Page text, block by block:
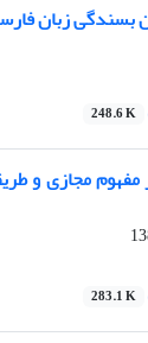
بسندگی زبان
248.6 K
مجازی و
283.1 K